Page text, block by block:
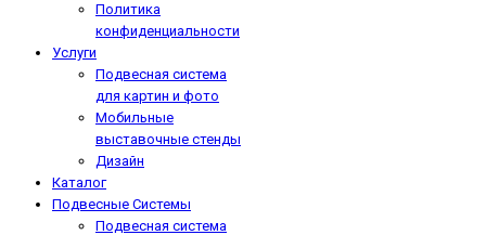
Политика
конфиденциальности
Услуги
Подвесная система
для картин и фото
Мобильные
выставочные стенды
Дизайн
Каталог
Подвесные Системы
Подвесная система